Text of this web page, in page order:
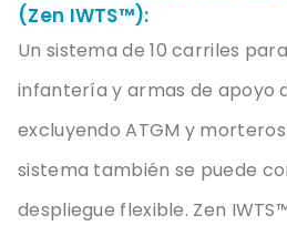
(Zen IWTS™):
Un sistema de 10carriles para
infantería y armas de apoyo
excluyendo ATGM y morteros
sistema también se puede
despliegue flexible. Zen IWTS